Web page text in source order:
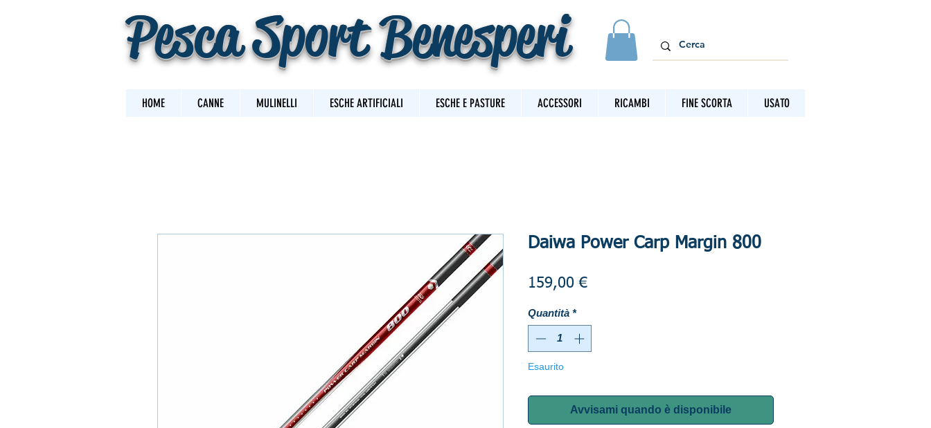
Pesca Sport Benesperi
HOME CANNE MULINELLI ESCHE ARTIFICIALI ESCHE E PASTURE ACCESSORI RICAMBI FINE SCORTA USATO
Daiwa Power Carp Margin 800
159,00 €Prezzo
Quantità *
Esaurito
Avvisami quando è disponibile